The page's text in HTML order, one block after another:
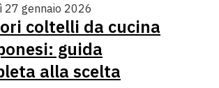
27 gennaio 2026
coltelli da cucina
guida
alla scelta